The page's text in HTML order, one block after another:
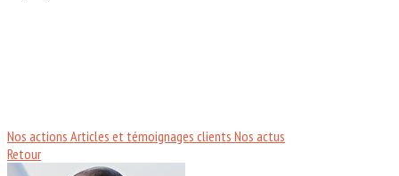
Nos actions Articles et témoignages clients Nos actus
Retour